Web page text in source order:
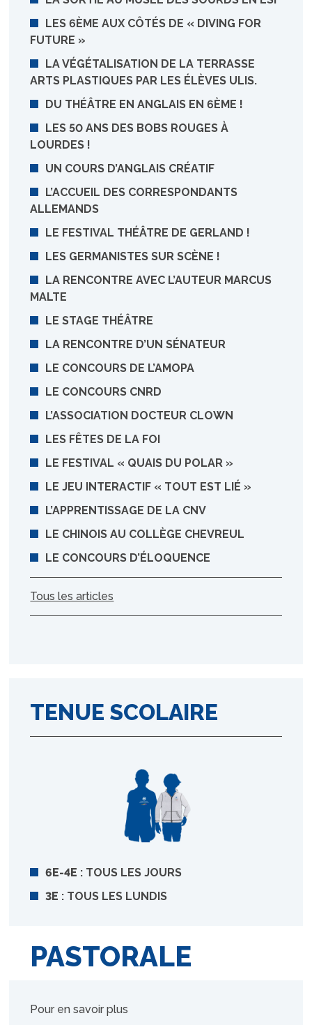
LES 6ÈME AUX CÔTÉS DE « DIVING FOR
FUTURE »
LA VÉGÉTALISATION DE LA TERRASSE
ARTS PLASTIQUES PAR LES ÉLÈVES ULIS.
DU THÉÂTRE EN ANGLAIS EN 6ÈME !
LES 50 ANS DES BOBS ROUGES À
LOURDES !
UN COURS D’ANGLAIS CRÉATIF
L’ACCUEIL DES CORRESPONDANTS
ALLEMANDS
LE FESTIVAL THÉÂTRE DE GERLAND !
LES GERMANISTES SUR SCÈNE !
LA RENCONTRE AVEC L’AUTEUR MARCUS
MALTE
LE STAGE THÉÂTRE
LA RENCONTRE D’UN SÉNATEUR
LE CONCOURS DE L’AMOPA
LE CONCOURS CNRD
L’ASSOCIATION DOCTEUR CLOWN
LES FÊTES DE LA FOI
LE FESTIVAL « QUAIS DU POLAR »
LE JEU INTERACTIF « TOUT EST LIÉ »
L’APPRENTISSAGE DE LA CNV
LE CHINOIS AU COLLÈGE CHEVREUL
LE CONCOURS D’ÉLOQUENCE
Tous les articles
TENUE SCOLAIRE
6E-4E : TOUS LES JOURS
3E : TOUS LES LUNDIS
PASTORALE
Pour en savoir plus